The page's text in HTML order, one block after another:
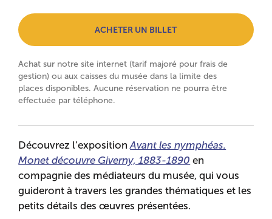
ACHETER UN BILLET
Achat sur notre site internet (tarif majoré pour frais de
gestion) ou aux caisses du musée dans la limite des
places disponibles. Aucune réservation ne pourra être
effectuée par téléphone.
Découvrez l’expositionAvant les nymphéas.
Monet découvre Giverny, 1883-1890 en
compagnie des médiateurs du musée, qui vous
guideront à travers les grandes thématiques et les
petits détails des œuvres présentées.